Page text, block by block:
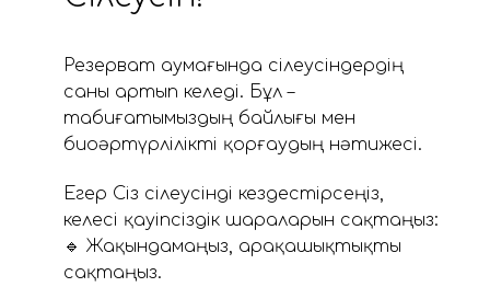
Резерват аумағында сілеусіндердің
саны артып келеді. Бұл –
табиғатымыздың байлығы мен
биоәртүрлілікті қорғаудың нәтижесі.
Егер Сіз сілеусінді кездестірсеңіз,
келесі қауіпсіздік шараларын сақтаңыз:
🔹 Жақындамаңыз, арақашықтықты
сақтаңыз.